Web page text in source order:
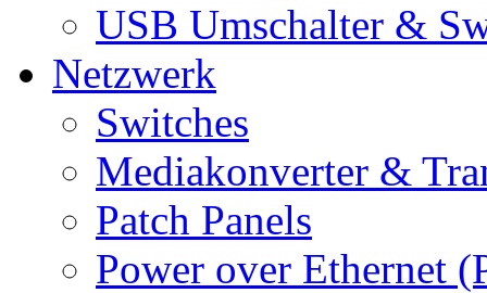
USB Umschalter &
Netzwerk
Switches
Mediakonverter &
Patch Panels
Power over Ethernet